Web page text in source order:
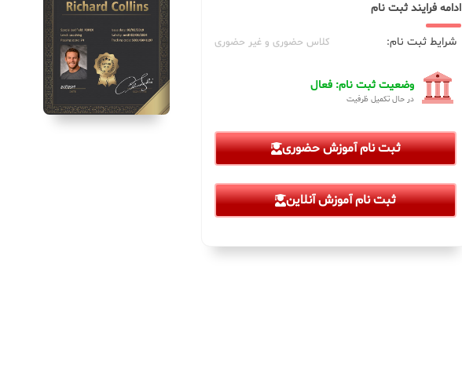
ادامه فرایند ثبت نام
شرایط ثبت نام: کلاس حضوری و غیر حضوری
وضعیت ثبت نام: فعال
در حال تکمیل ظرفیت
ثبت نام آموزش حضوری
ثبت نام آموزش آنلاین